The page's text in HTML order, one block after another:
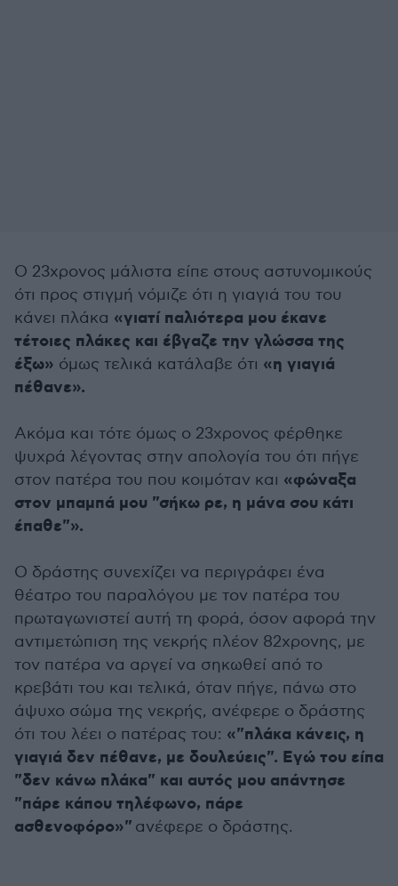
Ο 23χρονος μάλιστα είπε στους αστυνομικούς
ότι προς στιγμή νόμιζε ότι η γιαγιά του του
κάνει πλάκα «γιατί παλιότερα μου έκανε
τέτοιες πλάκες και έβγαζε την γλώσσα της
έξω» όμως τελικά κατάλαβε ότι «η γιαγιά
πέθανε».
Ακόμα και τότε όμως ο 23χρονος φέρθηκε
ψυχρά λέγοντας στην απολογία του ότι πήγε
στον πατέρα του που κοιμόταν και «φώναξα
στον μπαμπά μου "σήκω ρε, η μάνα σου κάτι
έπαθε"».
Ο δράστης συνεχίζει να περιγράφει ένα
θέατρο του παραλόγου με τον πατέρα του
πρωταγωνιστεί αυτή τη φορά, όσον αφορά την
αντιμετώπιση της νεκρής πλέον 82χρονης, με
τον πατέρα να αργεί να σηκωθεί από το
κρεβάτι του και τελικά, όταν πήγε, πάνω στο
άψυχο σώμα της νεκρής, ανέφερε ο δράστης
ότι του λέει ο πατέρας του: «"πλάκα κάνεις, η
γιαγιά δεν πέθανε, με δουλεύεις". Εγώ του είπα
"δεν κάνω πλάκα" και αυτός μου απάντησε
"πάρε κάπου τηλέφωνο, πάρε
ασθενοφόρο»" ανέφερε ο δράστης.